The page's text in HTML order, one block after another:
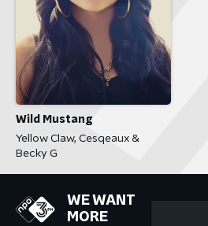
Wild Mustang
Yellow Claw, Cesqeaux &
Becky G
WE WANT
MORE